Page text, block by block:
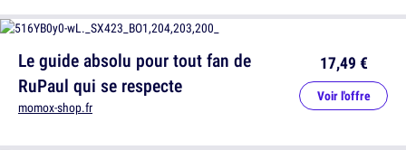
Le guide absolu pour tout fan de
RuPaul qui se respecte
momox-shop.fr
17,49 €
Voir l'offre